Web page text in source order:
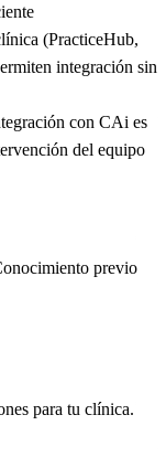
(PracticeHub,
integración sin
con CAi es
del equipo
previo
para tu clínica.